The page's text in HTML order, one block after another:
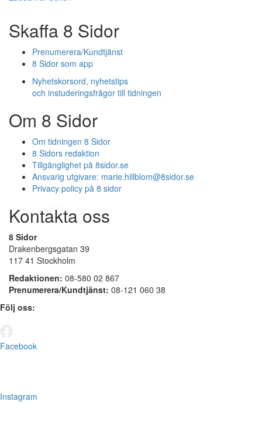
Skaffa 8 Sidor
Prenumerera/Kundtjänst
8 Sidor som app
Nyhetskorsord, nyhetstips
och instuderingsfrågor till tidningen
Om 8 Sidor
Om tidningen 8 Sidor
8 Sidors redaktion
Tillgänglighet på 8sidor.se
Ansvarig utgivare: marie.hillblom@8sidor.se
Privacy policy på 8 sidor
Kontakta oss
8 Sidor
Drakenbergsgatan 39
117 41 Stockholm
Redaktionen: 08-580 02 867
Prenumerera/Kundtjänst: 08-121 060 38
Följ oss:
Facebook
Instagram